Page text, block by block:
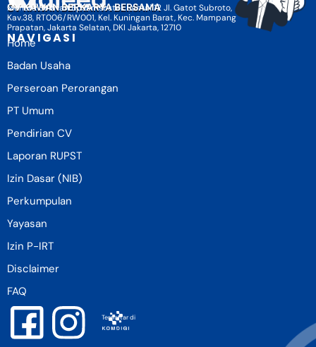
CV KAWAN BERKARYA BERSAMA
Menara Selatan BpJamsostek Lantai 12 Jl. Gatot Subroto,
Kav.38, RT006/RW001, Kel. Kuningan Barat, Kec. Mampang
Prapatan, Jakarta Selatan, DKI Jakarta, 12710
NAVIGASI
Home
Badan Usaha
Perseroan Perorangan
PT Umum
Pendirian CV
Laporan RUPST
Izin Dasar (NIB)
Perkumpulan
Yayasan
Izin P-IRT
Disclaimer
FAQ
Terdaftar di